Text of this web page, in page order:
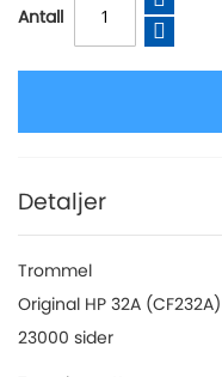
Antall
Detaljer
Trommel
Original HP 32A (CF232A)
23000 sider